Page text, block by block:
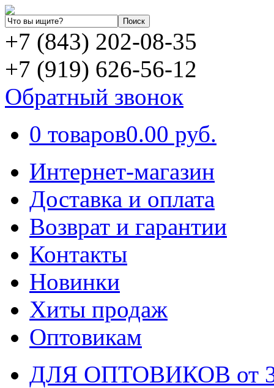
+7 (843) 202-08-35
+7 (919) 626-56-12
Обратный звонок
0 товаров0.00 руб.
Интернет-магазин
Доставка и оплата
Возврат и гарантии
Контакты
Новинки
Хиты продаж
Оптовикам
ДЛЯ ОПТОВИКОВ от